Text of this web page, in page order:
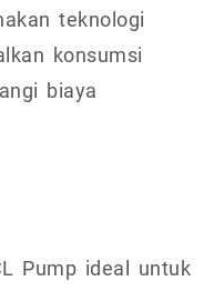
teknologi
konsumsi
biaya
Pump ideal untuk